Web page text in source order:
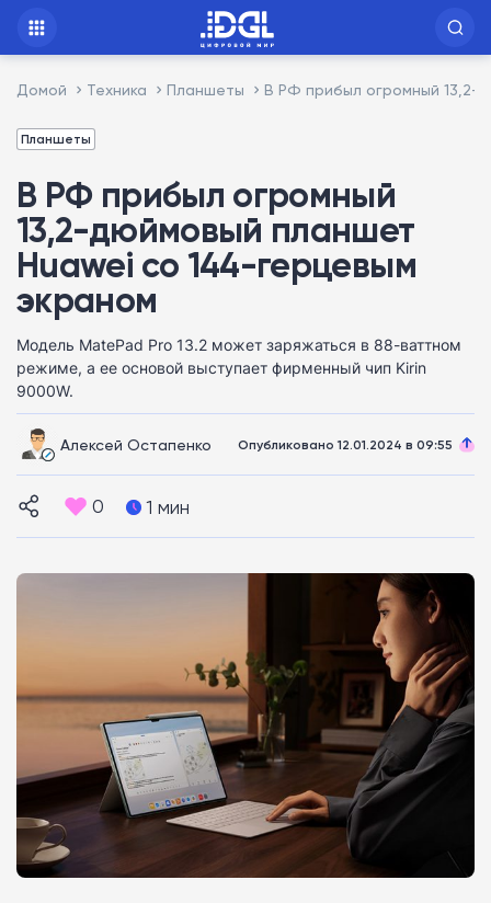
Домой Техника Планшеты В РФ прибыл огромный 13,2-
Планшеты
В РФ прибыл огромный
13,2-дюймовый планшет
Huawei со 144-герцевым
экраном
Модель MatePad Pro 13.2 может заряжаться в 88-ваттном
режиме, а ее основой выступает фирменный чип Kirin
9000W.
Алексей Остапенко Опубликовано 12.01.2024 в 09:55
0 1 мин